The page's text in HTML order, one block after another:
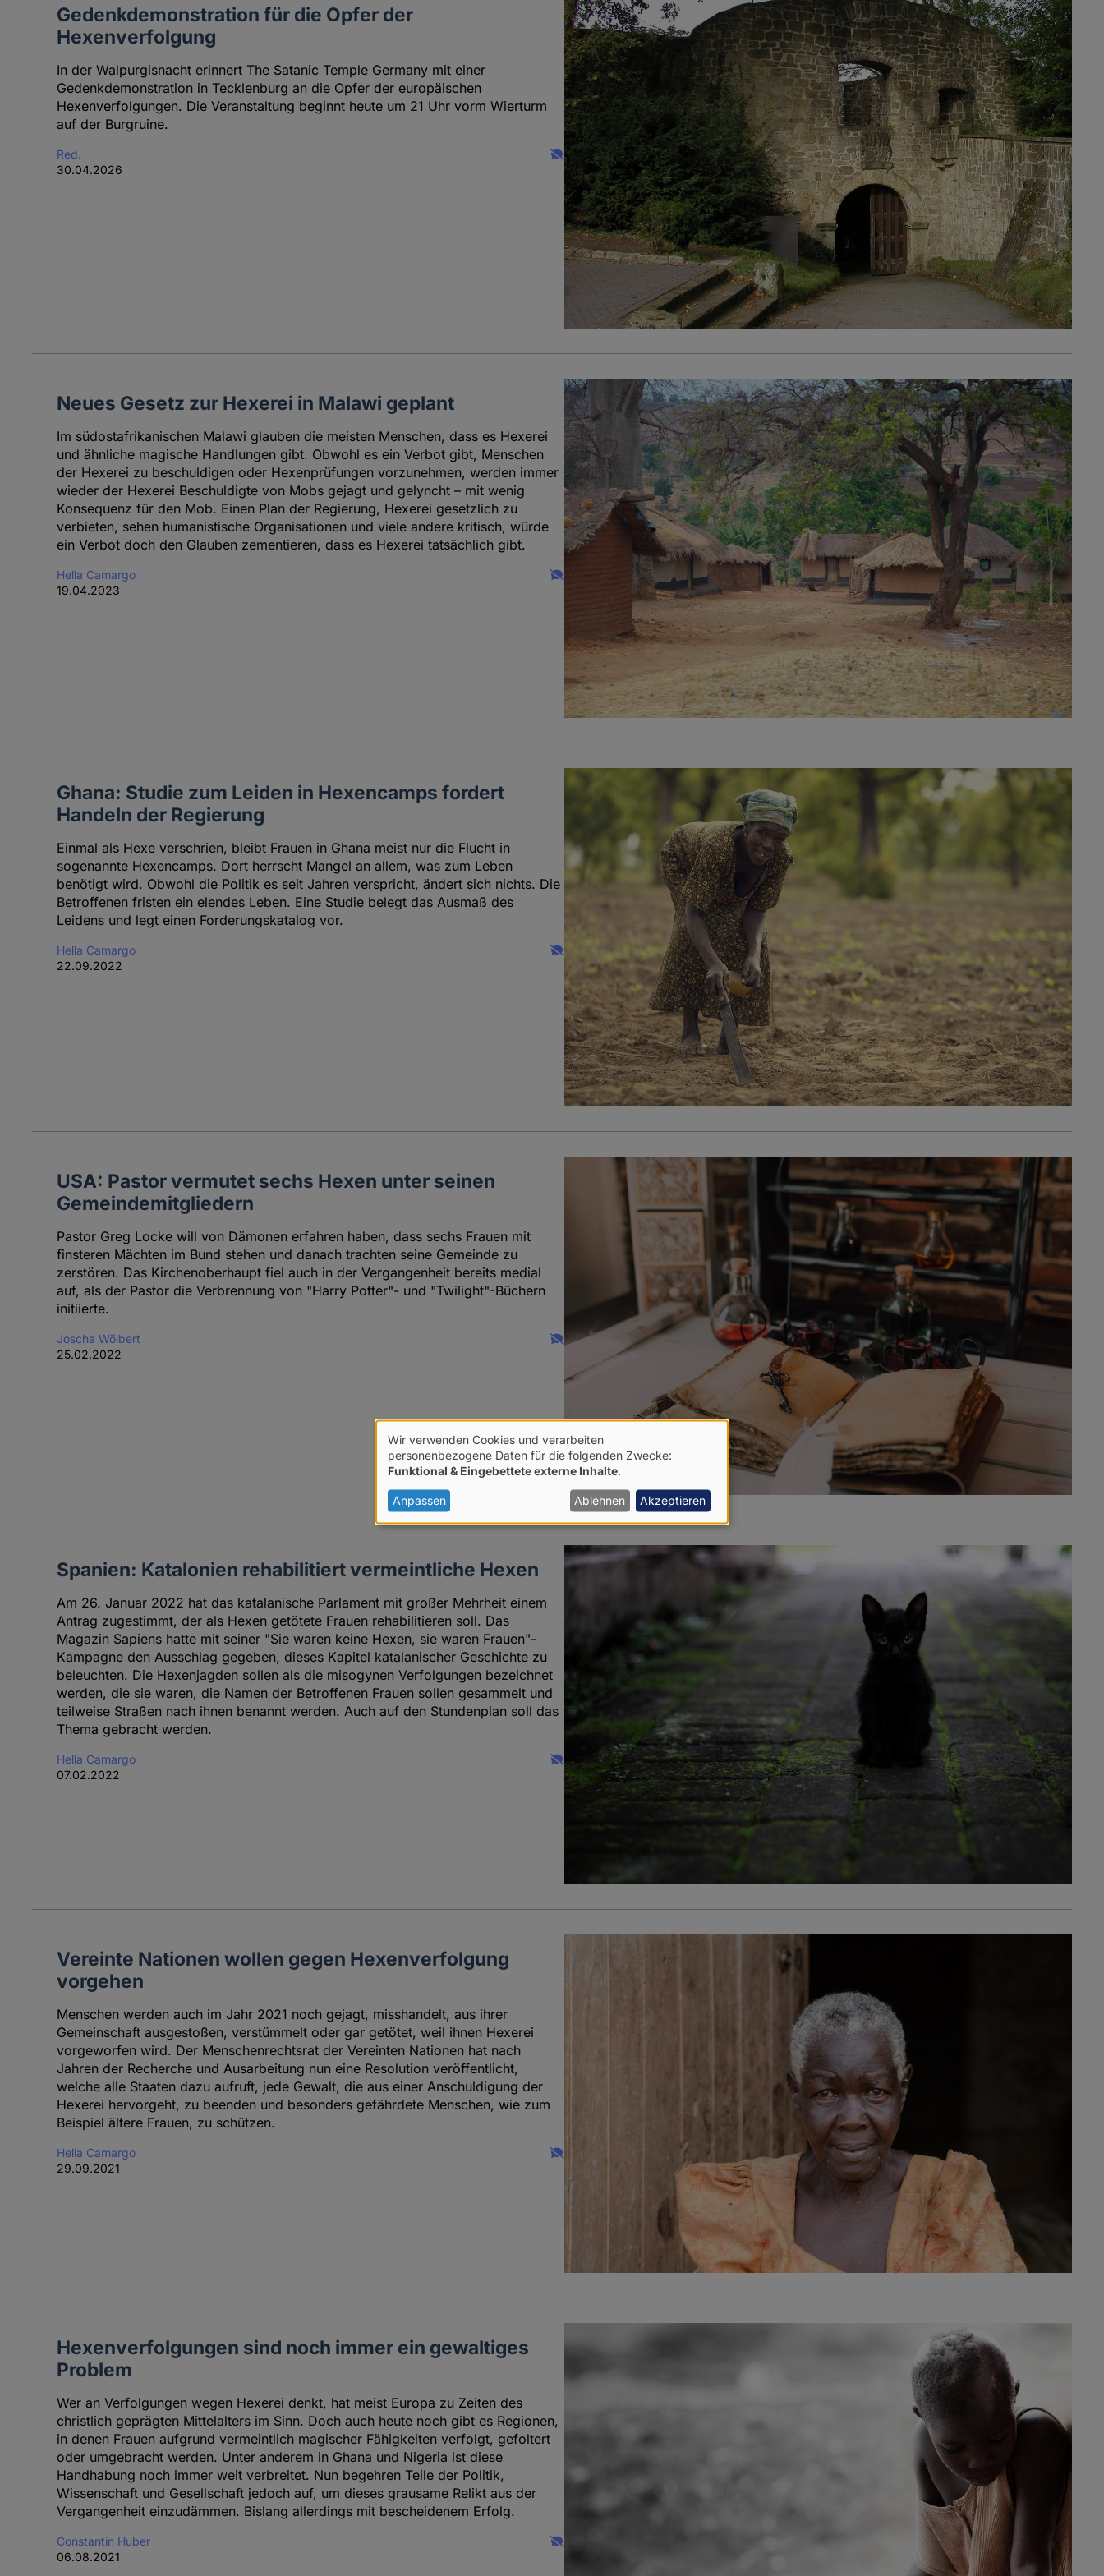
Gedenkdemonstration für die Opfer der
Hexenverfolgung
In der Walpurgisnacht erinnert The Satanic Temple Germany mit einer
Gedenkdemonstration in Tecklenburg an die Opfer der europäischen
Hexenverfolgungen. Die Veranstaltung beginnt heute um 21 Uhr vorm Wierturm
auf der Burgruine.
Red.
30.04.2026
Neues Gesetz zur Hexerei in Malawi geplant
Im südostafrikanischen Malawi glauben die meisten Menschen, dass es Hexerei
und ähnliche magische Handlungen gibt. Obwohl es ein Verbot gibt, Menschen
der Hexerei zu beschuldigen oder Hexenprüfungen vorzunehmen, werden immer
wieder der Hexerei Beschuldigte von Mobs gejagt und gelyncht – mit wenig
Konsequenz für den Mob. Einen Plan der Regierung, Hexerei gesetzlich zu
verbieten, sehen humanistische Organisationen und viele andere kritisch, würde
ein Verbot doch den Glauben zementieren, dass es Hexerei tatsächlich gibt.
Hella Camargo
19.04.2023
Ghana: Studie zum Leiden in Hexencamps fordert
Handeln der Regierung
Einmal als Hexe verschrien, bleibt Frauen in Ghana meist nur die Flucht in
sogenannte Hexencamps. Dort herrscht Mangel an allem, was zum Leben
benötigt wird. Obwohl die Politik es seit Jahren verspricht, ändert sich nichts. Die
Betroffenen fristen ein elendes Leben. Eine Studie belegt das Ausmaß des
Leidens und legt einen Forderungskatalog vor.
Hella Camargo
22.09.2022
USA: Pastor vermutet sechs Hexen unter seinen
Gemeindemitgliedern
Pastor Greg Locke will von Dämonen erfahren haben, dass sechs Frauen mit
finsteren Mächten im Bund stehen und danach trachten seine Gemeinde zu
zerstören. Das Kirchenoberhaupt fiel auch in der Vergangenheit bereits medial
auf, als der Pastor die Verbrennung von "Harry Potter"- und "Twilight"-Büchern
initiierte.
Joscha Wölbert
25.02.2022
Spanien: Katalonien rehabilitiert vermeintliche Hexen
Am 26. Januar 2022 hat das katalanische Parlament mit großer Mehrheit einem
Antrag zugestimmt, der als Hexen getötete Frauen rehabilitieren soll. Das
Magazin Sapiens hatte mit seiner "Sie waren keine Hexen, sie waren Frauen"-
Kampagne den Ausschlag gegeben, dieses Kapitel katalanischer Geschichte zu
beleuchten. Die Hexenjagden sollen als die misogynen Verfolgungen bezeichnet
werden, die sie waren, die Namen der Betroffenen Frauen sollen gesammelt und
teilweise Straßen nach ihnen benannt werden. Auch auf den Stundenplan soll das
Thema gebracht werden.
Hella Camargo
07.02.2022
Vereinte Nationen wollen gegen Hexenverfolgung
vorgehen
Menschen werden auch im Jahr 2021 noch gejagt, misshandelt, aus ihrer
Gemeinschaft ausgestoßen, verstümmelt oder gar getötet, weil ihnen Hexerei
vorgeworfen wird. Der Menschenrechtsrat der Vereinten Nationen hat nach
Jahren der Recherche und Ausarbeitung nun eine Resolution veröffentlicht,
welche alle Staaten dazu aufruft, jede Gewalt, die aus einer Anschuldigung der
Hexerei hervorgeht, zu beenden und besonders gefährdete Menschen, wie zum
Beispiel ältere Frauen, zu schützen.
Hella Camargo
29.09.2021
Hexenverfolgungen sind noch immer ein gewaltiges
Problem
Wer an Verfolgungen wegen Hexerei denkt, hat meist Europa zu Zeiten des
christlich geprägten Mittelalters im Sinn. Doch auch heute noch gibt es Regionen,
in denen Frauen aufgrund vermeintlich magischer Fähigkeiten verfolgt, gefoltert
oder umgebracht werden. Unter anderem in Ghana und Nigeria ist diese
Handhabung noch immer weit verbreitet. Nun begehren Teile der Politik,
Wissenschaft und Gesellschaft jedoch auf, um dieses grausame Relikt aus der
Vergangenheit einzudämmen. Bislang allerdings mit bescheidenem Erfolg.
Constantin Huber
06.08.2021
Verwendung
von
personenbezogenen
Daten
Cookies
Wir verwenden Cookies und verarbeiten
personenbezogene Daten für die folgenden Zwecke:
Funktional & Eingebettete externe Inhalte
Anpassen Ablehnen Akzeptieren